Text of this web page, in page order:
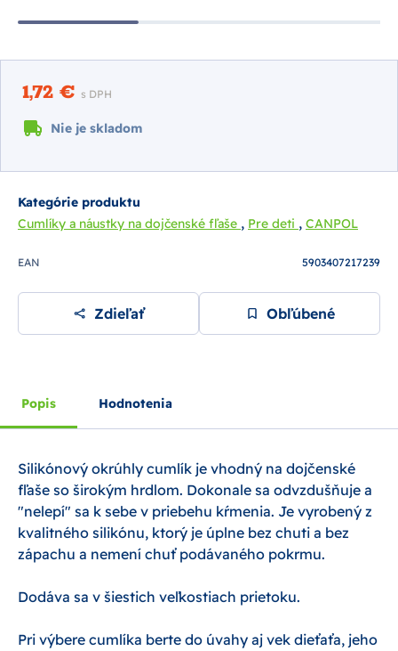
1,72 € s DPH
Nie je skladom
Kategórie produktu
Cumlíky a náustky na dojčenské fľaše , Pre deti , CANPOL
EAN 5903407217239
Zdieľať Obľúbené
Popis Hodnotenia
Silikónový okrúhly cumlík je vhodný na dojčenské
fľaše so širokým hrdlom. Dokonale sa odvzdušňuje a
"nelepí" sa k sebe v priebehu kŕmenia. Je vyrobený z
kvalitného silikónu, ktorý je úplne bez chuti a bez
zápachu a nemení chuť podávaného pokrmu.
Dodáva sa v šiestich veľkostiach prietoku.
Pri výbere cumlíka berte do úvahy aj vek dieťaťa, jeho